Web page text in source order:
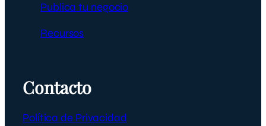
Publica tu negocio
Recursos
Contacto
Política de Privacidad